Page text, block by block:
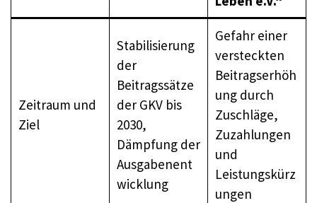
Zeitraum und
Ziel
Stabilisierung
der
Beitragssätze
der GKV bis
2030,
Dämpfung der
Ausgabenent
wicklung
Gefahr einer
versteckten
Beitragserhöh
ung durch
Zuschläge,
Zuzahlungen
und
Leistungskürz
ungen